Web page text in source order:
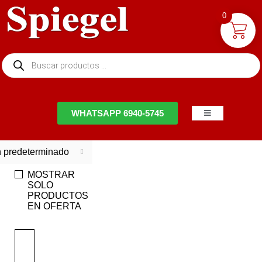
WHATSAPP 6940-5745
predeterminado
MOSTRAR
SOLO
PRODUCTOS
EN OFERTA
0